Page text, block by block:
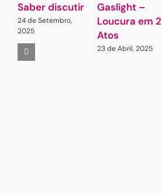
Saber discutir
24 de Setembro,
2025
Gaslight –
Loucura em 2
Atos
23 de Abril, 2025